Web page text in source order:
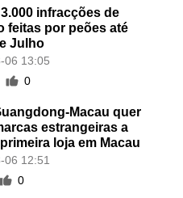
infracções de
feitas por peões até
Julho
06 13:05
0
Macau quer
estrangeiras a
loja em Macau
06 12:51
0